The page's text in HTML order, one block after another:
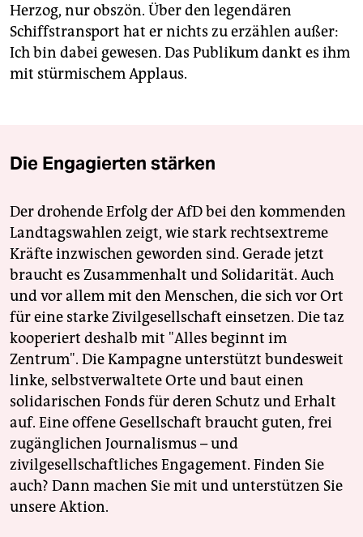
Herzog, nur obszön. Über den legendären
Schiffstransport hat er nichts zu erzählen außer:
Ich bin dabei gewesen. Das Publikum dankt es ihm
mit stürmischem Applaus.
Die Engagierten stärken
Der drohende Erfolg der AfD bei den kommenden
Landtagswahlen zeigt, wie stark rechtsextreme
Kräfte inzwischen geworden sind. Gerade jetzt
braucht es Zusammenhalt und Solidarität. Auch
und vor allem mit den Menschen, die sich vor Ort
für eine starke Zivilgesellschaft einsetzen. Die taz
kooperiert deshalb mit "Alles beginnt im
Zentrum". Die Kampagne unterstützt bundesweit
linke, selbstverwaltete Orte und baut einen
solidarischen Fonds für deren Schutz und Erhalt
auf. Eine offene Gesellschaft braucht guten, frei
zugänglichen Journalismus – und
zivilgesellschaftliches Engagement. Finden Sie
auch? Dann machen Sie mit und unterstützen Sie
unsere Aktion.